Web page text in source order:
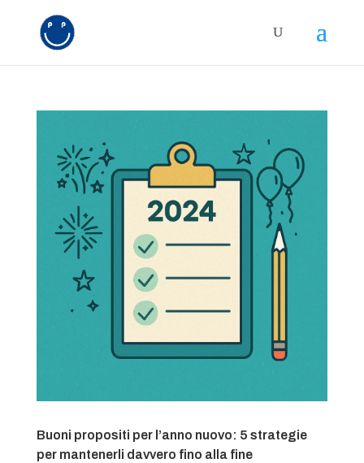
Buoni propositi per l’anno nuovo: 5 strategie
per mantenerli davvero fino alla fine